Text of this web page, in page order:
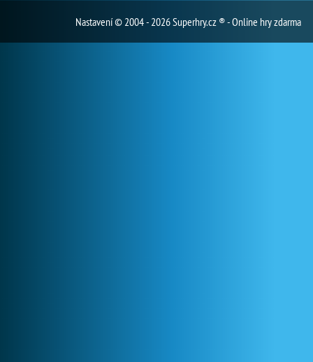
Nastavení© 2004 - 2026 Superhry.cz ® - Online hry zdarma